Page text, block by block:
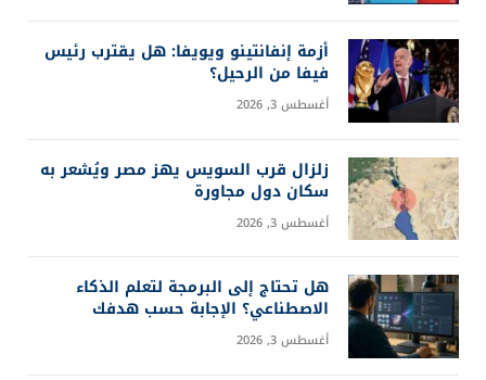
أزمة إنفانتينو ويويفا: هل يقترب رئيس
فيفا من الرحيل؟
أغسطس 3, 2026
زلزال قرب السويس يهز مصر ويُشعر به
سكان دول مجاورة
أغسطس 3, 2026
هل تحتاج إلى البرمجة لتعلم الذكاء
الاصطناعي؟ الإجابة حسب هدفك
أغسطس 3, 2026